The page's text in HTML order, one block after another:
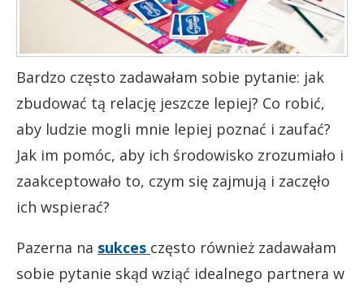
Bardzo często zadawałam sobie pytanie: jak
zbudować tą relację jeszcze lepiej? Co robić,
aby ludzie mogli mnie lepiej poznać i zaufać?
Jak im pomóc, aby ich środowisko zrozumiało i
zaakceptowało to, czym się zajmują i zaczęło
ich wspierać?
Pazerna na sukces często również zadawałam
sobie pytanie skąd wziąć idealnego partnera w